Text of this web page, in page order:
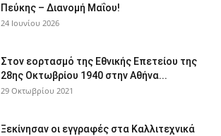
Πεύκης – Διανομή Μαΐου!
24 Ιουνίου 2026
Στον εορτασμό της Εθνικής Επετείου της
28ης Οκτωβρίου 1940 στην Αθήνα...
29 Οκτωβρίου 2021
Ξεκίνησαν οι εγγραφές στα Καλλιτεχνικά